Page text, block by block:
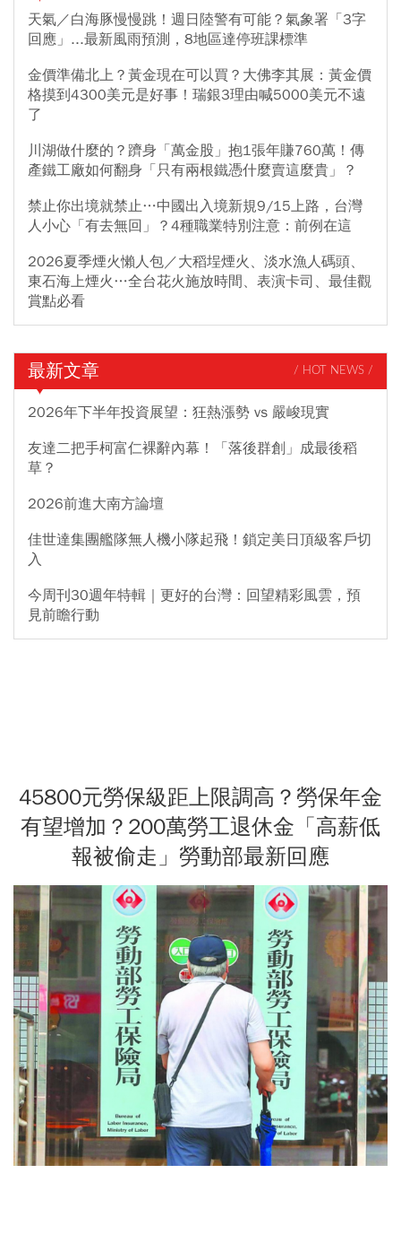
天氣／白海豚慢慢跳！週日陸警有可能？氣象署「3字
回應」...最新風雨預測，8地區達停班課標準
金價準備北上？黃金現在可以買？大佛李其展：黃金價
格摸到4300美元是好事！瑞銀3理由喊5000美元不遠
了
川湖做什麼的？躋身「萬金股」抱1張年賺760萬！傳
產鐵工廠如何翻身「只有兩根鐵憑什麼賣這麼貴」？
禁止你出境就禁止…中國出入境新規9/15上路，台灣
人小心「有去無回」？4種職業特別注意：前例在這
2026夏季煙火懶人包／大稻埕煙火、淡水漁人碼頭、
東石海上煙火…全台花火施放時間、表演卡司、最佳觀
賞點必看
最新文章 / HOT NEWS /
2026年下半年投資展望：狂熱漲勢 vs 嚴峻現實
友達二把手柯富仁裸辭內幕！「落後群創」成最後稻
草？
2026前進大南方論壇
佳世達集團艦隊無人機小隊起飛！鎖定美日頂級客戶切
入
今周刊30週年特輯｜更好的台灣：回望精彩風雲，預
見前瞻行動
45800元勞保級距上限調高？勞保年金
有望增加？200萬勞工退休金「高薪低
報被偷走」勞動部最新回應